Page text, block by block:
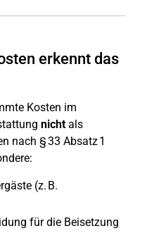
erkennt das
Kosten im
nichtals
nach § 33 Absatz 1
(z. B.
für die Beisetzung